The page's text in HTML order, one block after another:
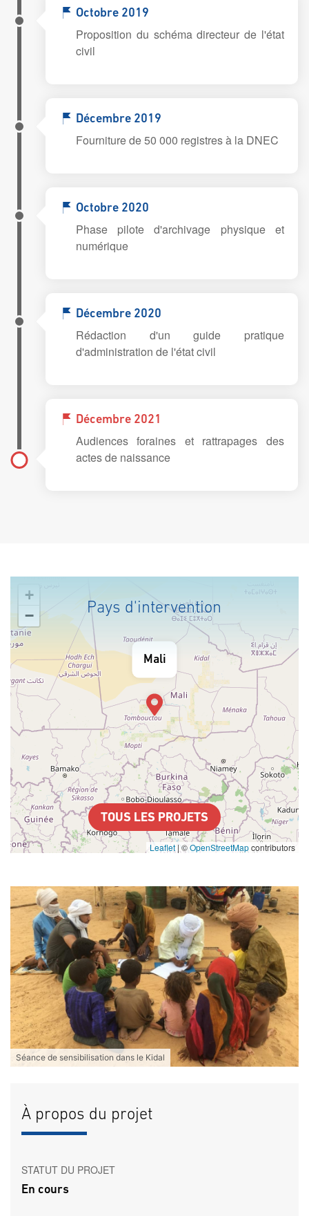
Octobre 2019
Proposition du schéma directeur de l'état
civil
Décembre 2019
Fourniture de 50 000 registres à la DNEC
Octobre 2020
Phase pilote d'archivage physique et
numérique
Décembre 2020
Rédaction d'un guide pratique
d'administration de l'état civil
Décembre 2021
Audiences foraines et rattrapages des
actes de naissance
Pays d'intervention
+
−
Leaflet | ©OpenStreetMapcontributors
Mali
TOUS LES PROJETS
Séance de sensibilisation dans le Kidal
À propos du projet
STATUT DU PROJET
En cours